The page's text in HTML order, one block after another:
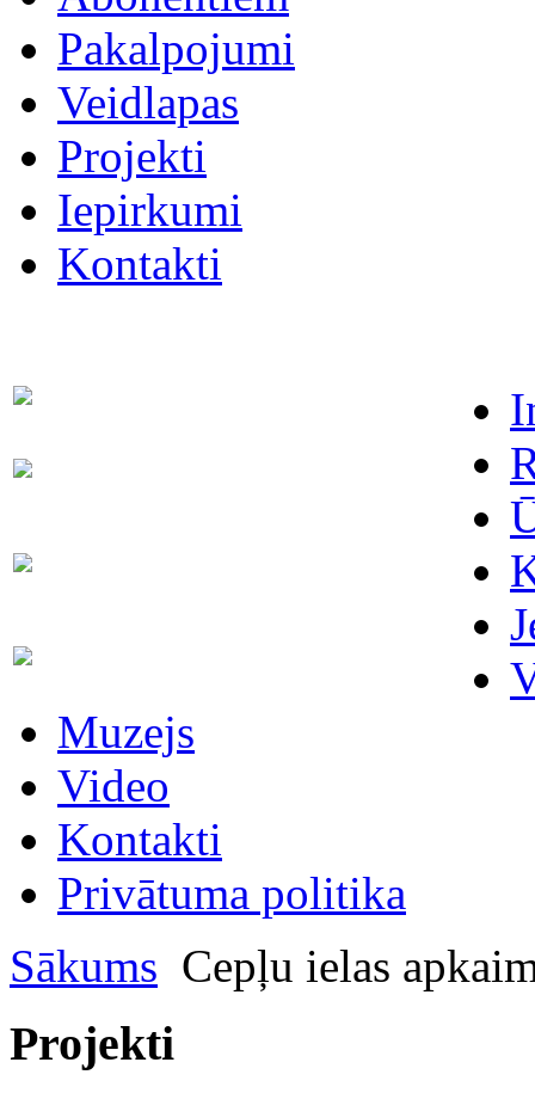
Pakalpojumi
Veidlapas
Projekti
Iepirkumi
Kontakti
63021091
63022886
63007698
Muzejs
Video
Kontakti
Privātuma politika
Sākums Cepļu ielas
Projekti